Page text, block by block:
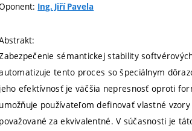
Ing. Jiří Pavela
sémantickej stability
tento proces so špeciálnym
jeho efektívnosť je väčšia nepresnosť oproti
umožňuje používateľom definovať vlastné
považované za ekvivalentné. V súčasnosti je